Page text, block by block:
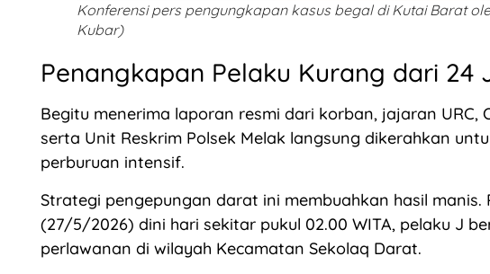
Konferensi pers pengungkapan kasus begal di Kutai Barat
Kubar)
Penangkapan Pelaku Kurang dari 24
Begitu menerima laporan resmi dari korban, jajaran URC,
serta Unit Reskrim Polsek Melak langsung dikerahkan
perburuan intensif.
Strategi pengepungan darat ini membuahkan hasil manis.
(27/5/2026) dini hari sekitar pukul 02.00 WITA, pelaku J
perlawanan di wilayah Kecamatan Sekolaq Darat.